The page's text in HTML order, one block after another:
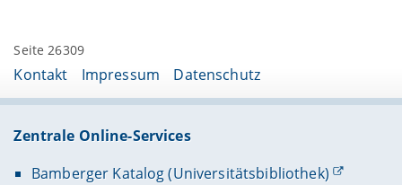
Seite 26309
Kontakt Impressum Datenschutz
Zentrale Online-Services
Bamberger Katalog (Universitätsbibliothek)